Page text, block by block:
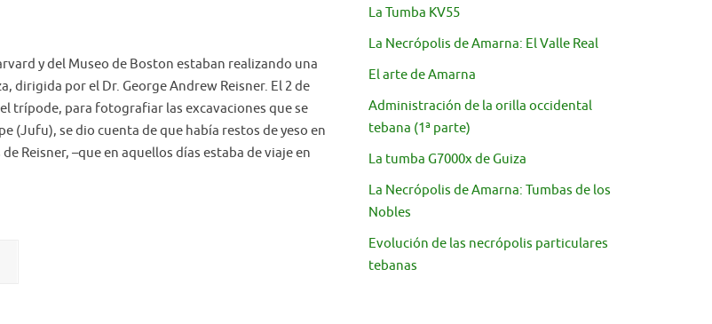
y del Museo de Boston estaban realizando una
dirigida por el Dr. George Andrew Reisner. El 2 de
trípode, para fotografiar las excavaciones que se
(Jufu), se dio cuenta de que había restos de yeso en
Reisner, –que en aquellos días estaba de viaje en
La Tumba KV55
La Necrópolis de Amarna: El Valle Real
El arte de Amarna
Administración de la orilla occidental
tebana (1ª parte)
La tumba G7000x de Guiza
La Necrópolis de Amarna: Tumbas de los
Nobles
Evolución de las necrópolis particulares
tebanas